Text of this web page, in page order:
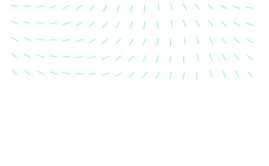
dass Ihre Fahrzeugkarosserie nach einem Unfall
wieder in ihren ursprünglichen Zustand gebracht
wird.